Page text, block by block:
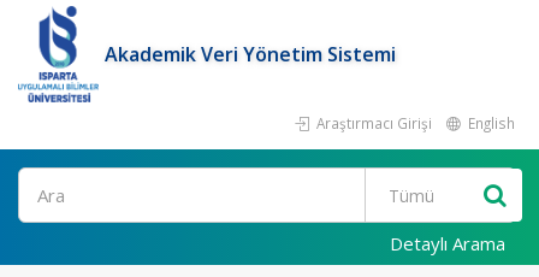
Akademik Veri Yönetim Sistemi
Araştırmacı Girişi English
Ara
Detaylı Arama